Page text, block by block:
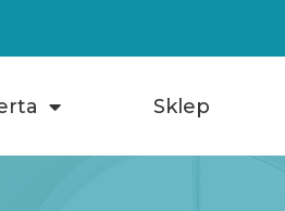
Sklep